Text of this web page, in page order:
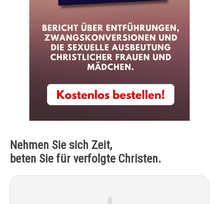
Nehmen Sie sich Zeit,
beten Sie für verfolgte Christen.